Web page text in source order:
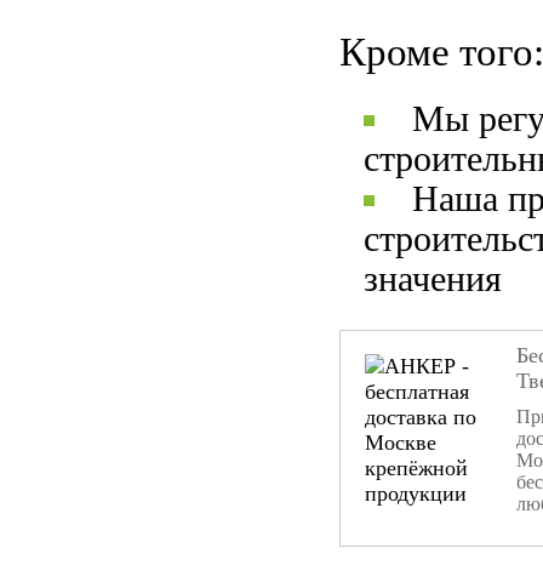
Кроме того:
Мы
Наша
значения